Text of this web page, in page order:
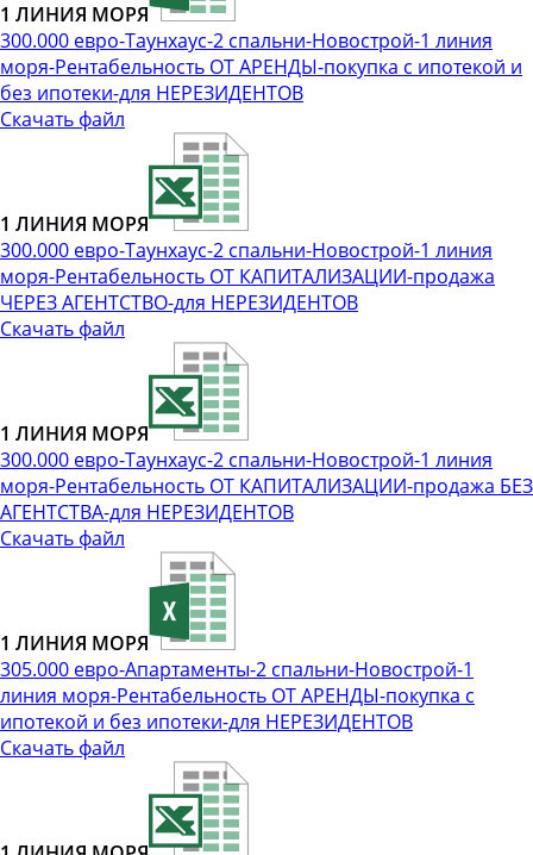
1 ЛИНИЯ МОРЯ
300.000 евро-Таунхаус-2 спальни-Новострой-1 линия
моря-Рентабельность ОТ АРЕНДЫ-покупка с ипотекой и
без ипотеки-для НЕРЕЗИДЕНТОВ
Скачать файл
1 ЛИНИЯ МОРЯ
300.000 евро-Таунхаус-2 спальни-Новострой-1 линия
моря-Рентабельность ОТ КАПИТАЛИЗАЦИИ-продажа
ЧЕРЕЗ АГЕНТСТВО-для НЕРЕЗИДЕНТОВ
Скачать файл
1 ЛИНИЯ МОРЯ
300.000 евро-Таунхаус-2 спальни-Новострой-1 линия
моря-Рентабельность ОТ КАПИТАЛИЗАЦИИ-продажа БЕЗ
АГЕНТСТВА-для НЕРЕЗИДЕНТОВ
Скачать файл
1 ЛИНИЯ МОРЯ
305.000 евро-Апартаменты-2 спальни-Новострой-1
линия моря-Рентабельность ОТ АРЕНДЫ-покупка с
ипотекой и без ипотеки-для НЕРЕЗИДЕНТОВ
Скачать файл